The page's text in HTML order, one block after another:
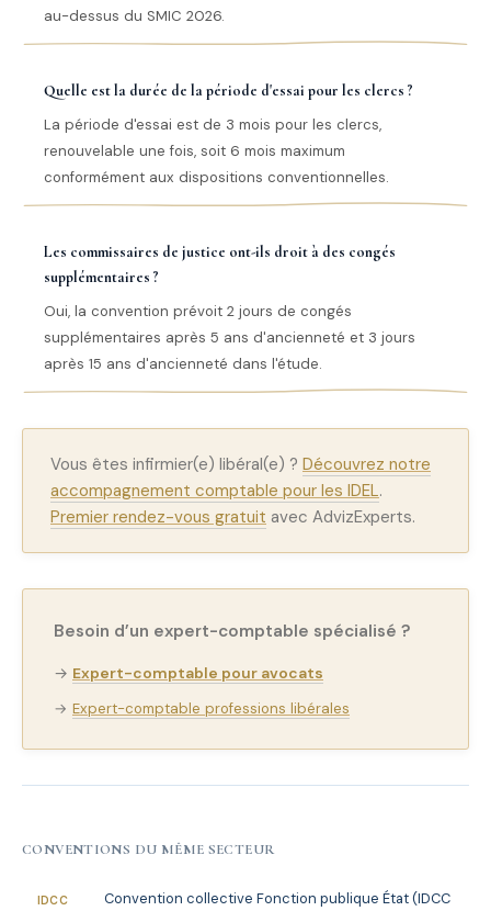
au-dessus du SMIC 2026.
Quelle est la durée de la période d'essai pour les clercs ?
La période d'essai est de 3 mois pour les clercs,
renouvelable une fois, soit 6 mois maximum
conformément aux dispositions conventionnelles.
Les commissaires de justice ont-ils droit à des congés
supplémentaires ?
Oui, la convention prévoit 2 jours de congés
supplémentaires après 5 ans d'ancienneté et 3 jours
après 15 ans d'ancienneté dans l'étude.
Vous êtes infirmier(e) libéral(e) ? Découvrez notre
accompagnement comptable pour les IDEL.
Premier rendez-vous gratuit avec AdvizExperts.
Besoin d’un expert-comptable spécialisé ?
→ Expert-comptable pour avocats
→ Expert-comptable professions libérales
CONVENTIONS DU MÊME SECTEUR
IDCC
Convention collective Fonction publique État (IDCC